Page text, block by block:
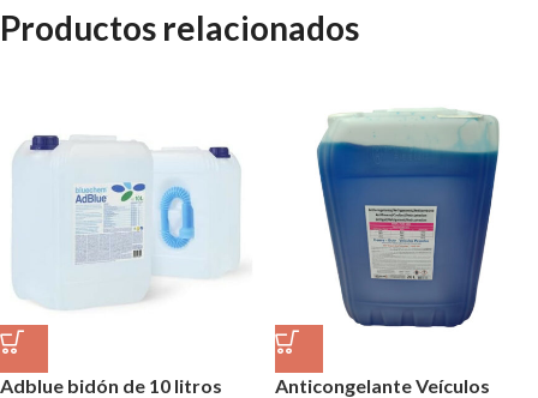
Productos relacionados
Adblue bidón de 10 litros
Anticongelante Veículos